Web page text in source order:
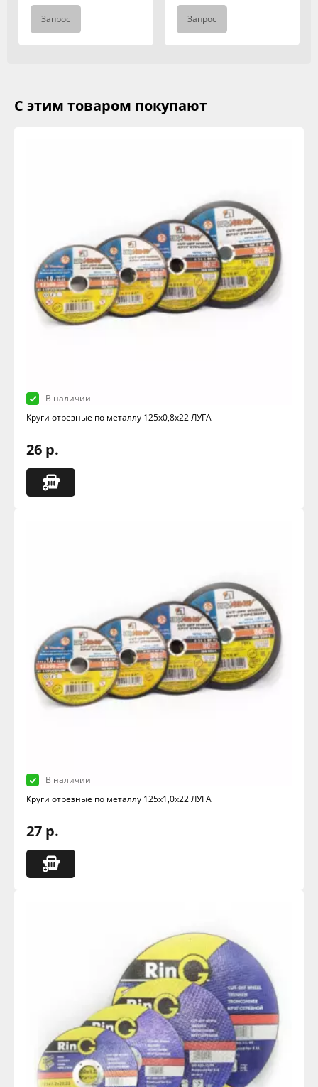
Запрос Запрос
С этим товаром покупают
В наличии
Круги отрезные по металлу 125х0,8х22 ЛУГА
26 р.
В наличии
Круги отрезные по металлу 125х1,0х22 ЛУГА
27 р.